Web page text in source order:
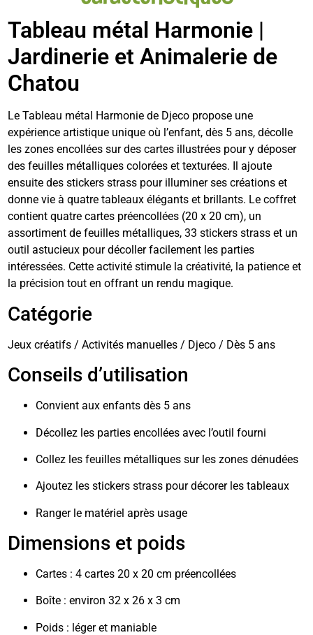
Tableau métal Harmonie |
Jardinerie et Animalerie de
Chatou
Le Tableau métal Harmonie de Djeco propose une
expérience artistique unique où l’enfant, dès 5 ans, décolle
les zones encollées sur des cartes illustrées pour y déposer
des feuilles métalliques colorées et texturées. Il ajoute
ensuite des stickers strass pour illuminer ses créations et
donne vie à quatre tableaux élégants et brillants. Le coffret
contient quatre cartes préencollées (20 x 20 cm), un
assortiment de feuilles métalliques, 33 stickers strass et un
outil astucieux pour décoller facilement les parties
intéressées. Cette activité stimule la créativité, la patience et
la précision tout en offrant un rendu magique.
Catégorie
Jeux créatifs / Activités manuelles / Djeco / Dès 5 ans
Conseils d’utilisation
Convient aux enfants dès 5 ans
Décollez les parties encollées avec l’outil fourni
Collez les feuilles métalliques sur les zones dénudées
Ajoutez les stickers strass pour décorer les tableaux
Ranger le matériel après usage
Dimensions et poids
Cartes : 4 cartes 20 x 20 cm préencollées
Boîte : environ 32 x 26 x 3 cm
Poids : léger et maniable